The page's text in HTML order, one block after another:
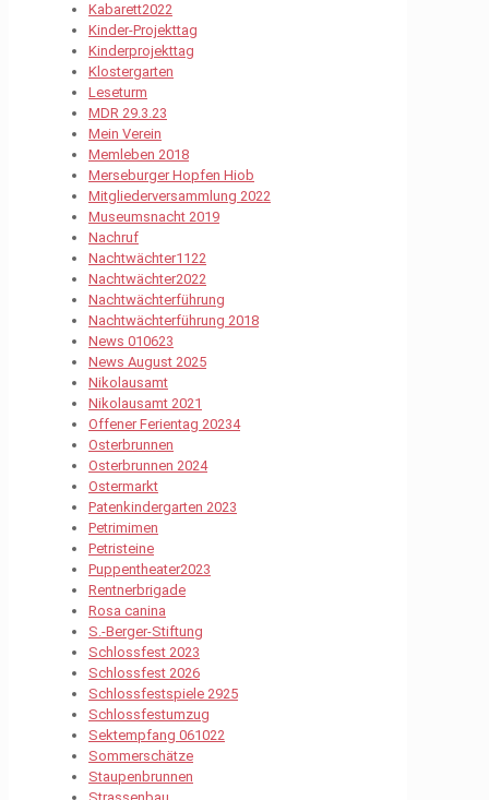
Kabarett2022
Kinder-Projekttag
Kinderprojekttag
Klostergarten
Leseturm
MDR 29.3.23
Mein Verein
Memleben 2018
Merseburger Hopfen Hiob
Mitgliederversammlung 2022
Museumsnacht 2019
Nachruf
Nachtwächter1122
Nachtwächter2022
Nachtwächterführung
Nachtwächterführung 2018
News 010623
News August 2025
Nikolausamt
Nikolausamt 2021
Offener Ferientag 20234
Osterbrunnen
Osterbrunnen 2024
Ostermarkt
Patenkindergarten 2023
Petrimimen
Petristeine
Puppentheater2023
Rentnerbrigade
Rosa canina
S.-Berger-Stiftung
Schlossfest 2023
Schlossfest 2026
Schlossfestspiele 2925
Schlossfestumzug
Sektempfang 061022
Sommerschätze
Staupenbrunnen